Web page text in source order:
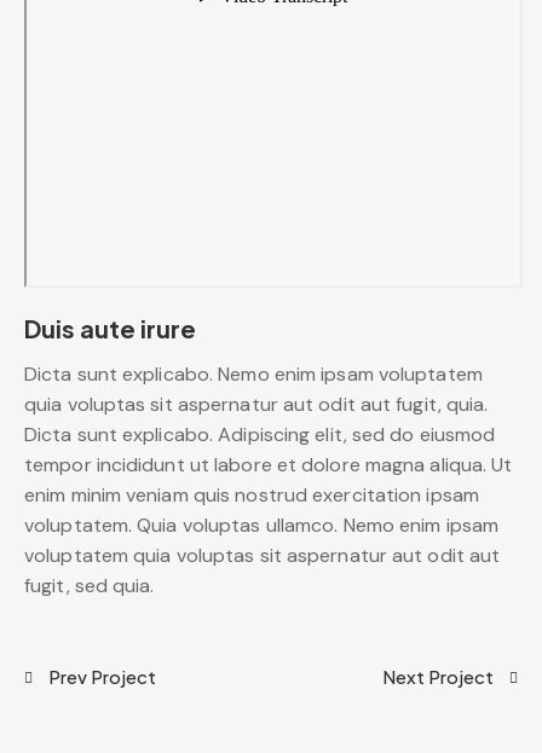
Duis aute irure
Dicta sunt explicabo. Nemo enim ipsam voluptatem
quia voluptas sit aspernatur aut odit aut fugit, quia.
Dicta sunt explicabo. Adipiscing elit, sed do eiusmod
tempor incididunt ut labore et dolore magna aliqua. Ut
enim minim veniam quis nostrud exercitation ipsam
voluptatem. Quia voluptas ullamco. Nemo enim ipsam
voluptatem quia voluptas sit aspernatur aut odit aut
fugit, sed quia.
Prev Project Next Project